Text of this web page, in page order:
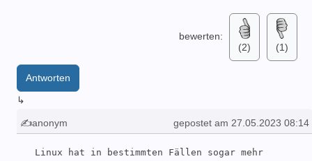
bewerten:
(2)
(1)
Antworten
↳
✍anonym gepostet am 27.05.2023 08:14
Linux hat in bestimmten Fällen sogar mehr